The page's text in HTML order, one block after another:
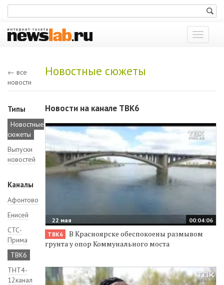
Показать
меню
← все
новости
Новостные сюжеты
Типы
Новостные
сюжеты
Выпуски
новостей
Каналы
Афонтово
Енисей
СТС-
Прима
ТВК6
ТНТ4-
12канал
Новости на канале ТВК6
00:04:06
22 мая
ТВК6
В Красноярске обеспокоены размывом
грунта у опор Коммунального моста